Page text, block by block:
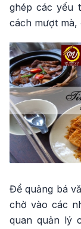
ghép các yếu
cách mượt mà,
Để quảng bá
chờ vào các
quan quản lý